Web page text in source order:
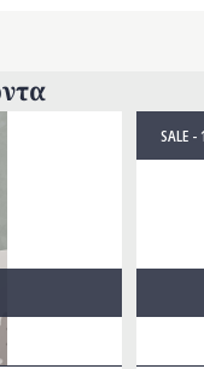
SALE -